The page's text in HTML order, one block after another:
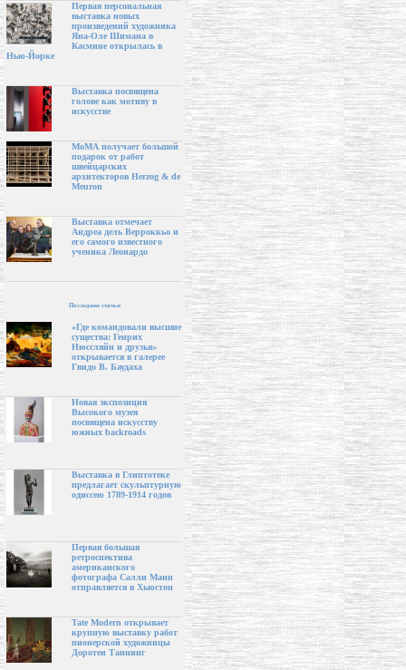
Первая персональная
выставка новых
произведений художника
Яна-Оле Шимана в
Касмине открылась в
Нью-Йорке
Выставка посвящена
голове как мотиву в
искусстве
МоМА получает большой
подарок от работ
швейцарских
архитекторов Herzog & de
Meuron
Выставка отмечает
Андреа дель Верроккьо и
его самого известного
ученика Леонардо
Последние статьи
«Где командовали высшие
существа: Генрих
Нюссляйн и друзья»
открывается в галерее
Гвидо В. Баудаха
Новая экспозиция
Высокого музея
посвящена искусству
южных backroads
Выставка в Глиптотеке
предлагает скульптурную
одиссею 1789-1914 годов
Первая большая
ретроспектива
американского
фотографа Салли Манн
отправляется в Хьюстон
Tate Modern открывает
крупную выставку работ
пионерской художницы
Доротеи Таннинг